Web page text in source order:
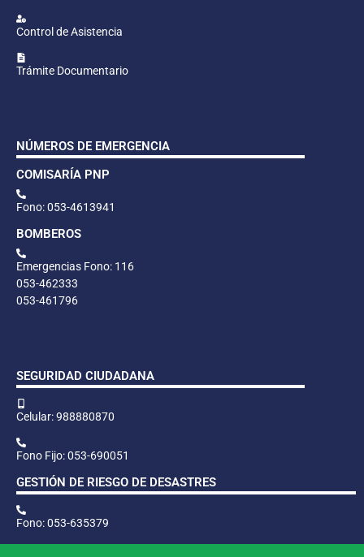
Control de Asistencia
Trámite Documentario
NÚMEROS DE EMERGENCIA
COMISARÍA PNP
Fono: 053-4613941
BOMBEROS
Emergencias Fono: 116
053-462333
053-461796
SEGURIDAD CIUDADANA
Celular: 988880870
Fono Fijo: 053-690051
GESTIÓN DE RIESGO DE DESASTRES
Fono: 053-635379